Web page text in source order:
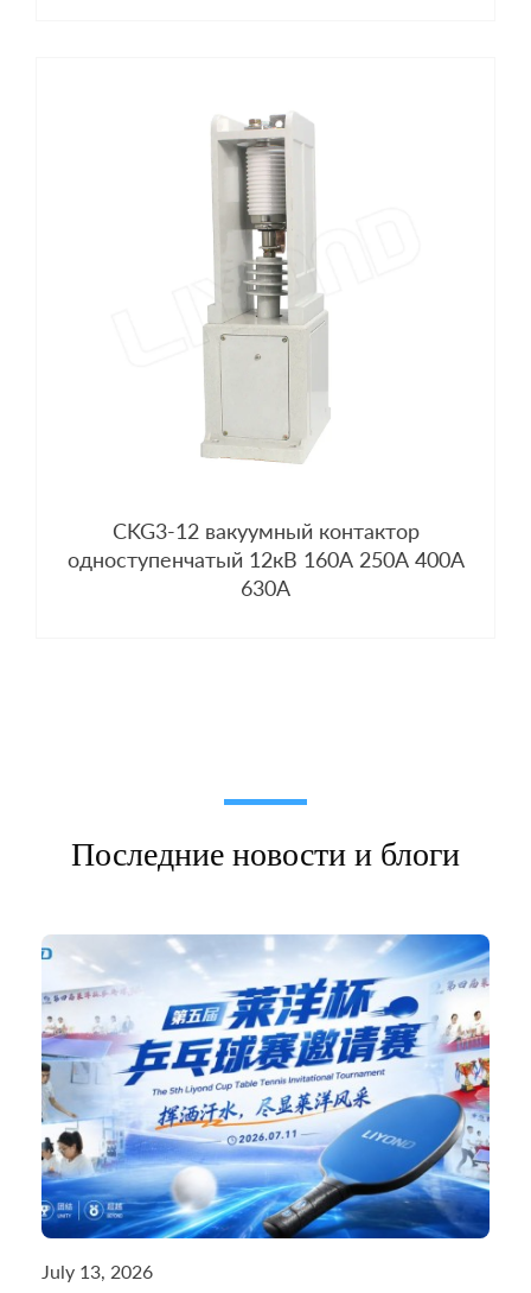
CKG3-12 вакуумный контактор
одноступенчатый 12кВ 160А 250А 400А
630А
Последние новости и блоги
July 13, 2026